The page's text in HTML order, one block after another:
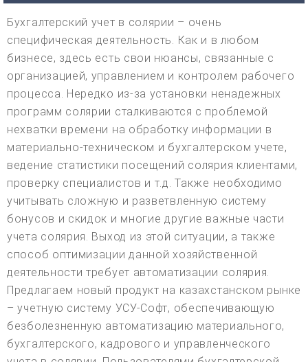
Бухгалтерский учет в солярии – очень
специфическая деятельность. Как и в любом
бизнесе, здесь есть свои нюансы, связанные с
организацией, управлением и контролем рабочего
процесса. Нередко из-за установки ненадежных
программ солярии сталкиваются с проблемой
нехватки времени на обработку информации в
материально-техническом и бухгалтерском учете,
ведение статистики посещений солярия клиентами,
проверку специалистов и т.д. Также необходимо
учитывать сложную и разветвленную систему
бонусов и скидок и многие другие важные части
учета солярия. Выход из этой ситуации, а также
способ оптимизации данной хозяйственной
деятельности требует автоматизации солярия.
Предлагаем новый продукт на казахстанском рынке
– учетную систему УСУ-Софт, обеспечивающую
безболезненную автоматизацию материального,
бухгалтерского, кадрового и управленческого